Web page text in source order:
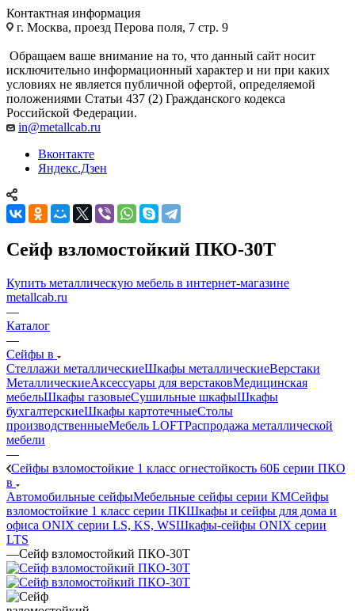
Контактная информация
г. Москва, проезд Перова поля, 7 стр. 9
Обращаем ваше внимание на то, что данный сайт носит
исключительно информационный характер и ни при каких
условиях не является публичной офертой, определяемой
положениями Статьи 437 (2) Гражданского кодекса
Российской Федерации.
in@metallcab.ru
Вконтакте
Яндекс.Дзен
Сейф взломостойкий ПКО-30Т
Купить металлическую мебель в интернет-магазине
metallcab.ru
—
Каталог
—
Сейфы в
Стеллажи металлическиеШкафы металлическиеВерстаки
МеталлическиеАксессуары для верстаковМедицинская
мебельШкафы газовыеСушильные шкафыШкафы
бухгалтерскиеШкафы картотечныеСтолы
производственныеМебель LOFTРаспродажа металлической
мебели
—
Сейфы взломостойкие 1 класс огнестойкость 60Б серии ПКО
в
Автомобильные сейфыМебельные сейфы серии КМСейфы
взломостойкие 1 класс серии ПКШкафы и сейфы для дома и
офиса ONIX серии LS, KS, WSШкафы-сейфы ONIX серии
LTS
—Сейф взломостойкий ПКО-30Т